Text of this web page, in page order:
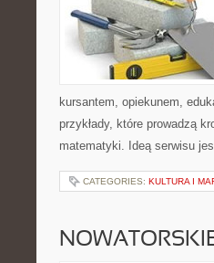
kursantem, opiekunem,
przykłady, które prowadzą
matematyki. Ideą serwisu
CATEGORIES: KULTURA I